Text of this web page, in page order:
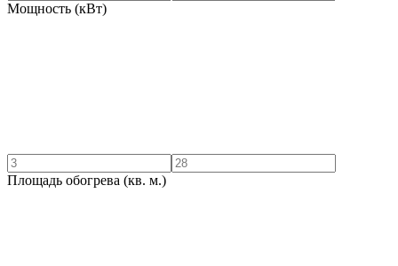
Мощность (кВт)
Площадь обогрева (кв. м.)